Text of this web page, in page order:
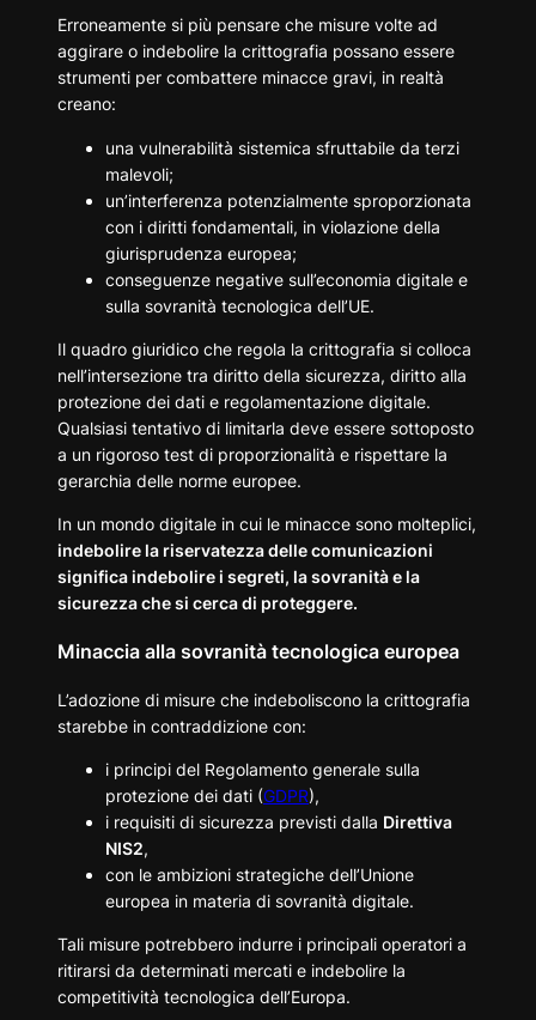
Erroneamente si più pensare che misure volte ad
aggirare o indebolire la crittografia possano essere
strumenti per combattere minacce gravi, in realtà
creano:
una vulnerabilità sistemica sfruttabile da terzi
malevoli;
un’interferenza potenzialmente sproporzionata
con i diritti fondamentali, in violazione della
giurisprudenza europea;
conseguenze negative sull’economia digitale e
sulla sovranità tecnologica dell’UE.
Il quadro giuridico che regola la crittografia si colloca
nell’intersezione tra diritto della sicurezza, diritto alla
protezione dei dati e regolamentazione digitale.
Qualsiasi tentativo di limitarla deve essere sottoposto
a un rigoroso test di proporzionalità e rispettare la
gerarchia delle norme europee.
In un mondo digitale in cui le minacce sono molteplici,
indebolire la riservatezza delle comunicazioni
significa indebolire i segreti, la sovranità e la
sicurezza che si cerca di proteggere.
Minaccia alla sovranità tecnologica europea
L’adozione di misure che indeboliscono la crittografia
starebbe in contraddizione con:
i principi del Regolamento generale sulla
protezione dei dati (GDPR),
i requisiti di sicurezza previsti dalla Direttiva
NIS2,
con le ambizioni strategiche dell’Unione
europea in materia di sovranità digitale.
Tali misure potrebbero indurre i principali operatori a
ritirarsi da determinati mercati e indebolire la
competitività tecnologica dell’Europa.